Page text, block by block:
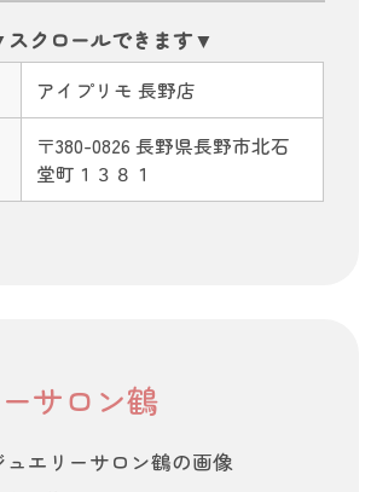
アイプリモ 長野店
〒380-0826 長野県長野市北石
堂町１３８１
サロン鶴